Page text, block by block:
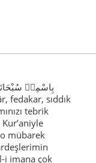
بِاسْمِه۪
tebrik
mübarek
i imana çok